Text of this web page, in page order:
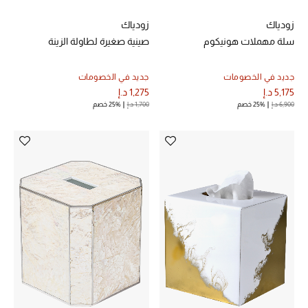
الأطفال
هدايا حسب السعر
تسوقوا الهدايا
المصممون
المصممون أ-ي
مصممون جدد
زودياك
سلة مهملات هونيكوم
جديد في الخصومات
5,175 د.إ
6,900 د.إ 25% خصم
زودياك
صينية صغيرة لطاولة الزينة
جديد في الخصومات
1,275 د.إ
1,700 د.إ 25% خصم